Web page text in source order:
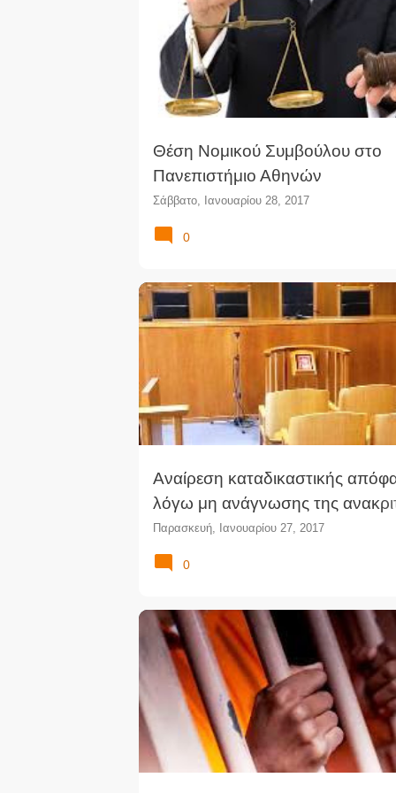
Θέση Νομικού Συμβούλου στο
Πανεπιστήμιο Αθηνών
Σάββατο, Ιανουαρίου 28, 2017
ΘΈΣΕΙΣ ΝΟΜΙΚΏΝ ΠΡΟΚΉΡΥΞΗ ΠΡΟΣΛΉΨΕΙΣ
0
Αναίρεση καταδικαστικής
λόγω μη ανάγνωσης της
κατάθεσης του εγκαλούντος στο
ακροατήριο
Παρασκευή, Ιανουαρίου 27, 2017
ΑΝΑΊΡΕΣΗ ΑΝΑΚΡΙΤΙΚΉ ΚΑΤΆΘΕΣΗ
0
ΕΔΔΑ ΚΑΤΑΔΊΚΗ ΚΡΑΤΟΎΜΕΝΟΣ
ΣΥΝΘΉΚΕΣ ΚΡΆΤΗΣΗΣ ΦΥΛΑΚΈΣ